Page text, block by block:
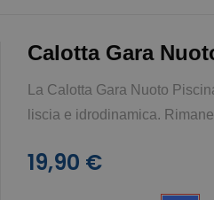
Calotta Gara
La Calotta Gara Nuoto
liscia e idrodinamica.
19,90 €